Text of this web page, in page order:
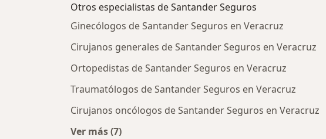
Otros especialistas de Santander Seguros
Ginecólogos de Santander Seguros en Veracruz
Cirujanos generales de Santander Seguros en Veracruz
Ortopedistas de Santander Seguros en Veracruz
Traumatólogos de Santander Seguros en Veracruz
Cirujanos oncólogos de Santander Seguros en Veracruz
Ver más (7)